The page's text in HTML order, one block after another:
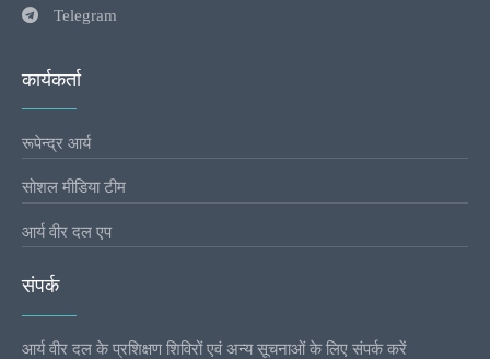
Telegram
कार्यकर्ता
रूपेन्द्र आर्य
सोशल मीडिया टीम
आर्य वीर दल एप
संपर्क
आर्य वीर दल के प्रशिक्षण शिविरों एवं अन्य सूचनाओं के लिए संपर्क करें